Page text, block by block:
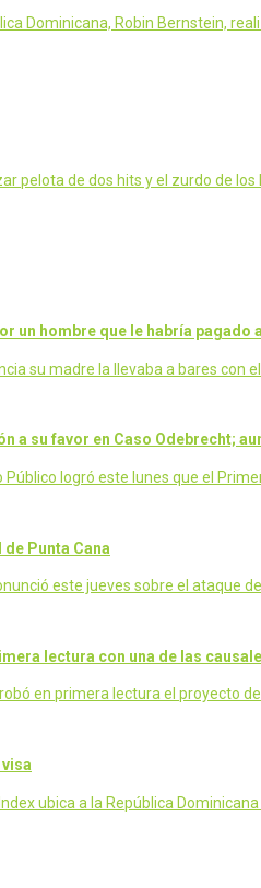
Dominicana, Robin Bernstein,
pelota de dos hits y el zurdo de
un hombre que le habría pagado
su madre la llevaba a bares
a su favor en Caso Odebrecht;
logró este lunes que el
Punta Cana
este jueves sobre el ataque
lectura con una de las
en primera lectura el proyecto
ubica a la República